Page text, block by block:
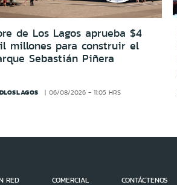
de Los Lagos aprueba $4
millones para construir el
Sebastián Piñera
06/08/2026 - 11:05 HRS
RED COMERCIAL CONTÁCTENOS